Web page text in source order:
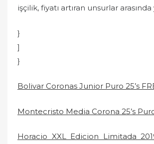
işçilik, fiyatı artıran unsurlar arasında
}
]
}
Bolivar Coronas Junior Puro 25’s
Montecristo Media Corona 25’s
Horacio XXL Edicion Limitada